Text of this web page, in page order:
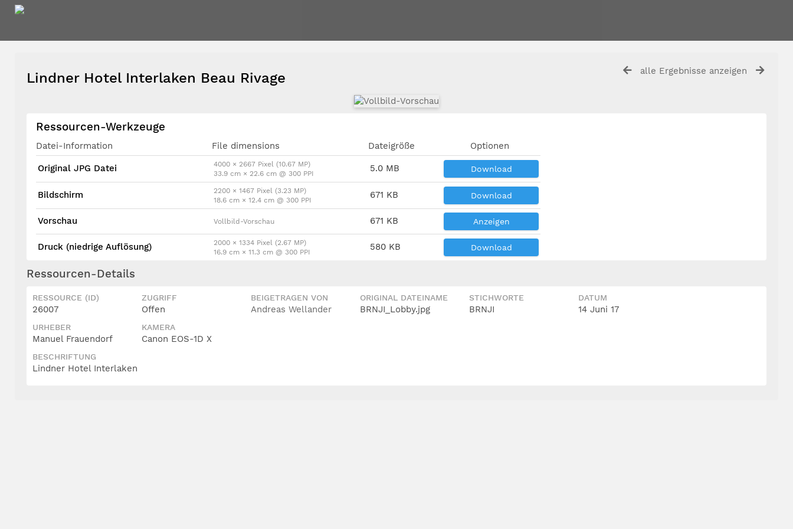
alle Ergebnisse anzeigen
Lindner Hotel Interlaken Beau Rivage
Ressourcen-Werkzeuge
Datei-Information File dimensions Dateigröße Optionen
Original JPG Datei
4000 × 2667 Pixel (10.67 MP)
33.9 cm × 22.6 cm @ 300 PPI
5.0 MB Download
Bildschirm
2200 × 1467 Pixel (3.23 MP)
18.6 cm × 12.4 cm @ 300 PPI
671 KB Download
Vorschau Vollbild-Vorschau 671 KB Anzeigen
Druck (niedrige Auflösung)
2000 × 1334 Pixel (2.67 MP)
16.9 cm × 11.3 cm @ 300 PPI
580 KB Download
Ressourcen-Details
RESSOURCE (ID)
26007
ZUGRIFF
Offen
BEIGETRAGEN VON
Andreas Wellander
ORIGINAL DATEINAME
BRNJI_Lobby.jpg
STICHWORTE
BRNJI
DATUM
14 Juni 17
URHEBER
Manuel Frauendorf
KAMERA
Canon EOS-1D X
BESCHRIFTUNG
Lindner Hotel Interlaken